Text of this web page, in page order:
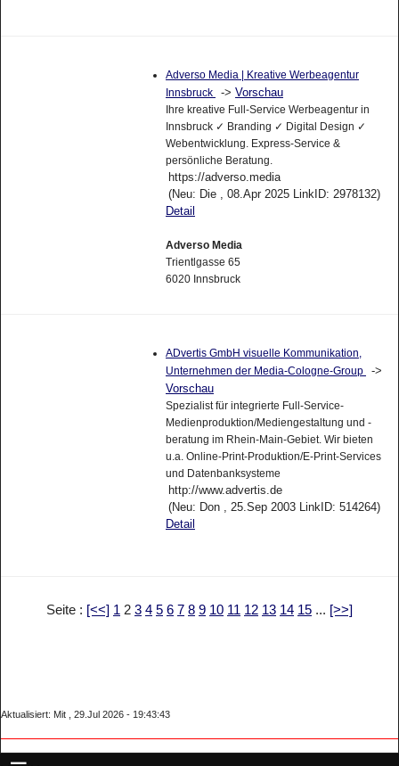
Adverso Media | Kreative Werbeagentur
Innsbruck
-> Vorschau
Ihre kreative Full-Service Werbeagentur in
Innsbruck ✓ Branding ✓ Digital Design ✓
Webentwicklung. Express-Service &
persönliche Beratung.
https://adverso.media
(Neu: Die , 08.Apr 2025 LinkID: 2978132)
Detail
Adverso Media
Trientlgasse 65
6020 Innsbruck
ADvertis GmbH visuelle Kommunikation,
Unternehmen der Media-Cologne-Group
->
Vorschau
Spezialist für integrierte Full-Service-
Medienproduktion/Mediengestaltung und -
beratung im Rhein-Main-Gebiet. Wir bieten
u.a. Online-Print-Produktion/E-Print-Services
und Datenbanksysteme
http://www.advertis.de
(Neu: Don , 25.Sep 2003 LinkID: 514264)
Detail
Seite : [<<] 1 2 3 4 5 6 7 8 9 10 11 12 13 14 15 ... [>>]
Aktualisiert: Mit , 29.Jul 2026 - 19:43:43